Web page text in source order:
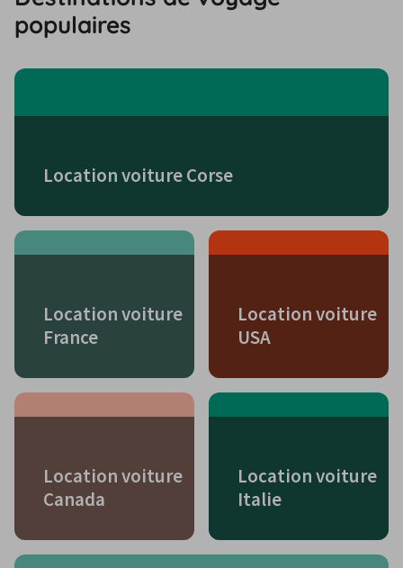
populaires
Location voiture Corse
Location voiture
France
Location voiture
USA
Location voiture
Canada
Location voiture
Italie